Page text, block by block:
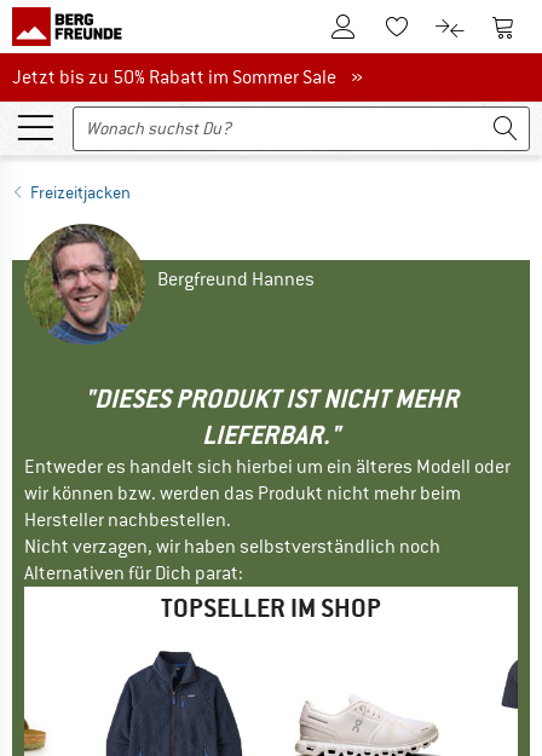
Zum KundenkontoZum Merkzettel.
Zum Zum
Jetzt bis zu 50% Rabatt im Sommer Sale
Jetzt bis zu 50% Rabatt im Sommer Sale »
Freizeitjacken
Bergfreund Hannes
"DIESES PRODUKT IST NICHT MEHR
LIEFERBAR."
Entweder es handelt sich hierbei um ein älteres Modell oder
wir können bzw. werden das Produkt nicht mehr beim
Hersteller nachbestellen.
Nicht verzagen, wir haben selbstverständlich noch
Alternativen für Dich parat:
TOPSELLER IM SHOP